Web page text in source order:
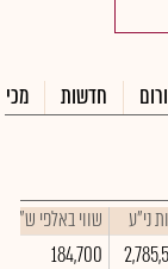
חדשות
ני"ע
שווי באלפי ש"ח
184,700